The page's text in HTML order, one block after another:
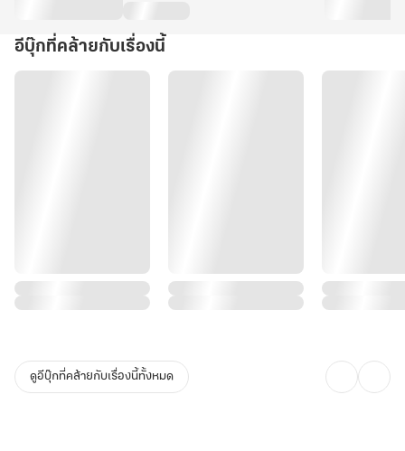
อีบุ๊กที่คล้ายกับเรื่องนี้
ดูอีบุ๊กที่คล้ายกับเรื่องนี้ทั้งหมด